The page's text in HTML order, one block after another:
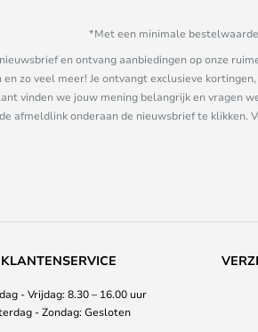
*Met een minimale
en ontvang aanbiedingen op onze
zo veel meer! Je ontvangt exclusieve
vinden we jouw mening belangrijk en vragen
afmeldlink onderaan de nieuwsbrief te klikken.
KLANTENSERVICE
- Vrijdag: 8.30 – 16.00 uur
- Zondag: Gesloten